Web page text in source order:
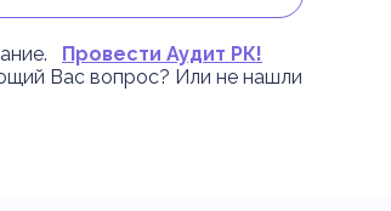
Провести Аудит РК!
Вас вопрос? Или не нашли